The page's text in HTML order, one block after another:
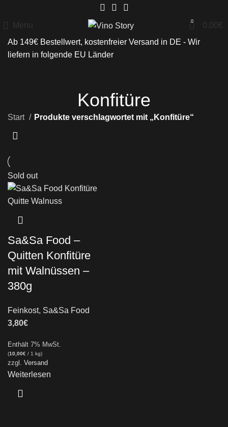
Menu 0 0,00€
Ab 149€ Bestellwert, kostenfreier Versand in DE - Wir
liefern in folgende EU Länder
Konfitüre
Start Produkte verschlagwortet mit „Konfitüre“
Sold out
Sa&Sa Food –
Quitten Konfitüre
mit Walnüssen –
380g
Feinkost, Sa&Sa Food
3,80€
Enthält 7% MwSt.
(10,00€ / 1 kg)
zzgl. Versand
Weiterlesen